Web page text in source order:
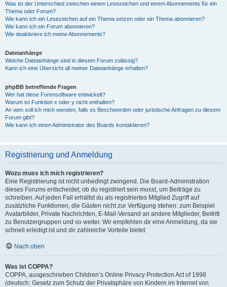
Was ist der Unterschied zwischen einem Lesezeichen und einem Abonnements für ein
Thema oder Forum?
Wie kann ich ein Lesezeichen auf ein Thema setzen oder ein Thema abonnieren?
Wie kann ich ein Forum abonnieren?
Wie deaktiviere ich meine Abonnements?
Dateianhänge
Welche Dateianhänge sind in diesem Forum zulässig?
Kann ich eine Übersicht all meiner Dateianhänge erhalten?
phpBB betreffende Fragen
Wer hat diese Forensoftware entwickelt?
Warum ist Funktion x oder y nicht enthalten?
An wen soll ich mich wenden, falls es Beschwerden oder juristische Anfragen zu diesem
Forum gibt?
Wie kann ich einen Administrator des Boards kontaktieren?
Registrierung und Anmeldung
Wozu muss ich mich registrieren?
Eine Registrierung ist nicht unbedingt zwingend. Die Board-Administration
dieses Forums entscheidet, ob du registriert sein musst, um Beiträge zu
schreiben. Auf jeden Fall erhältst du als registriertes Mitglied Zugriff auf
zusätzliche Funktionen, die Gästen nicht zur Verfügung stehen: zum Beispiel
Avatarbilder, Private Nachrichten, E-Mail-Versand an andere Mitglieder, Beitritt
zu Benutzergruppen und so weiter. Wir empfehlen dir eine Anmeldung, da sie
schnell erledigt ist und dir zahlreiche Vorteile bietet.
Nach oben
Was ist COPPA?
COPPA, ausgeschrieben Children’s Online Privacy Protection Act of 1998
(deutsch: Gesetz zum Schutz der Privatsphäre von Kindern im Internet von